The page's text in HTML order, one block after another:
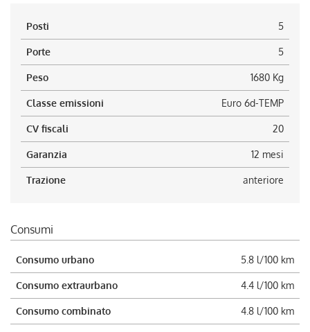
Posti 5
Porte 5
Peso 1680 Kg
Classe emissioni Euro 6d-TEMP
CV fiscali 20
Garanzia 12 mesi
Trazione anteriore
Consumi
Consumo urbano 5.8 l/100 km
Consumo extraurbano 4.4 l/100 km
Consumo combinato 4.8 l/100 km